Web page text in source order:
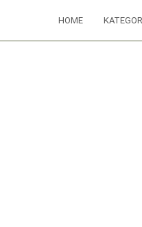
HOME